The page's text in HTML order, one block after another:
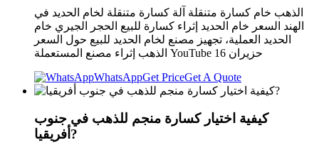
الذهب خام كسارة متنقلة آلة كسارة متنقلة لخام الحديد في
الهند السعر خام الحديد إثراء كسارة للبيع الحجر الجيري خام
الحديد العملية، تجهيز مصنع لخام الحديد للبيع حول السعر
الذهب إثراء مصنع المستعملة YouTube 16 حزيران
WhatsAppGet PriceGet A Quote
كيفية اختيار كسارة منجم للذهب في جنوب
أفريقيا?